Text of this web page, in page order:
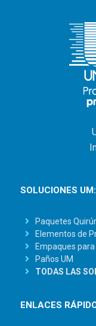
SOLUCIONES UM:
Paquetes
Elementos de
Empaques
Paños UM
TODAS LAS
ENLACES